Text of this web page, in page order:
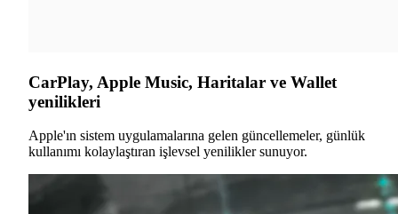
CarPlay, Apple Music, Haritalar ve Wallet
yenilikleri
Apple'ın sistem uygulamalarına gelen güncellemeler, günlük
kullanımı kolaylaştıran işlevsel yenilikler sunuyor.